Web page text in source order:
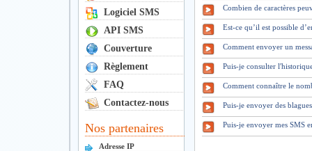
Logiciel SMS
API SMS
Couverture
Règlement
FAQ
Contactez-nous
Nos partenaires
Adresse IP
Combien de caractères
Est-ce qu’il est possible
Comment envoyer un
Puis-je consulter
Comment connaître le
Puis-je envoyer des
Puis-je envoyer mes SMS